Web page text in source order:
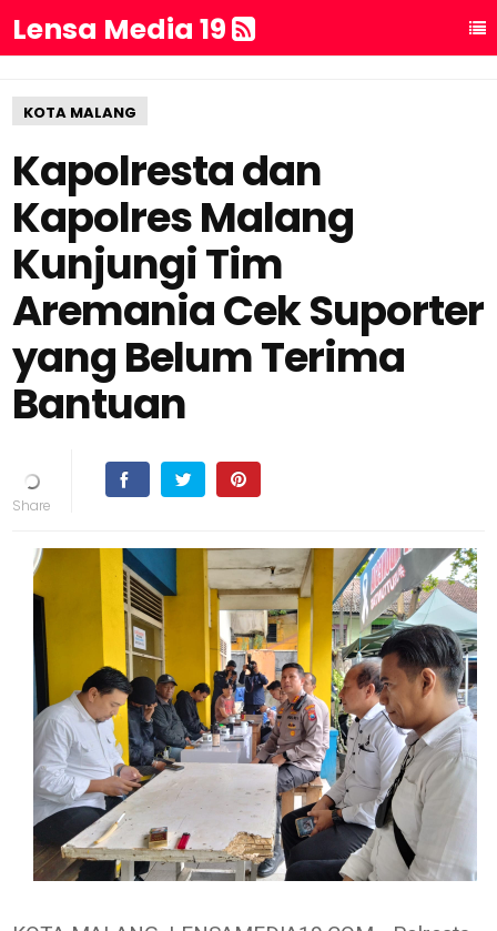
Lensa Media 19
KOTA MALANG
Kapolresta dan
Kapolres Malang
Kunjungi Tim
Aremania Cek Suporter
yang Belum Terima
Bantuan